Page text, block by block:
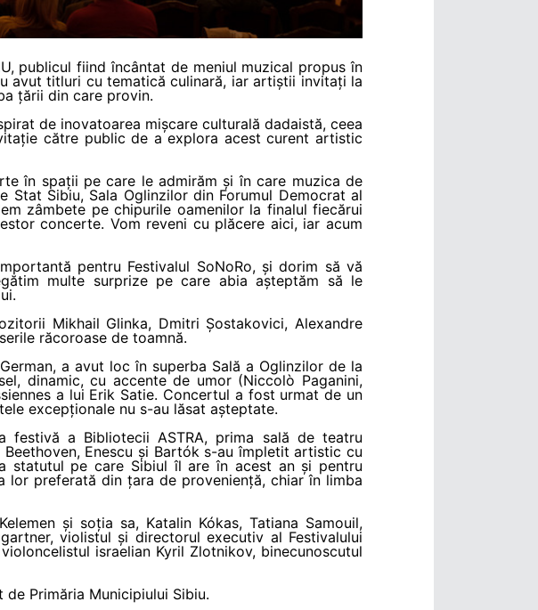
publicul fiind încântat de meniul muzical propus în
avut titluri cu tematică culinară, iar artiștii invitați la
țării din care provin.
de inovatoarea mișcare culturală dadaistă, ceea
către public de a explora acest curent artistic
în spații pe care le admirăm și în care muzica de
Stat Sibiu, Sala Oglinzilor din Forumul Democrat al
zâmbete pe chipurile oamenilor la finalul fiecărui
concerte. Vom reveni cu plăcere aici, iar acum
pentru Festivalul SoNoRo, și dorim să vă
multe surprize pe care abia așteptăm să le
Mikhail Glinka, Dmitri Șostakovici, Alexandre
răcoroase de toamnă.
a avut loc în superba Sală a Oglinzilor de la
dinamic, cu accente de umor (Niccolò Paganini,
a lui Erik Satie. Concertul a fost urmat de un
excepționale nu s-au lăsat așteptate.
festivă a Bibliotecii ASTRA, prima sală de teatru
Enescu și Bartók s-au împletit artistic cu
statutul pe care Sibiul îl are în acest an și pentru
preferată din țara de proveniență, chiar în limba
și soția sa, Katalin Kókas, Tatiana Samouil,
violistul și directorul executiv al Festivalului
israelian Kyril Zlotnikov, binecunoscutul
Primăria Municipiului Sibiu.